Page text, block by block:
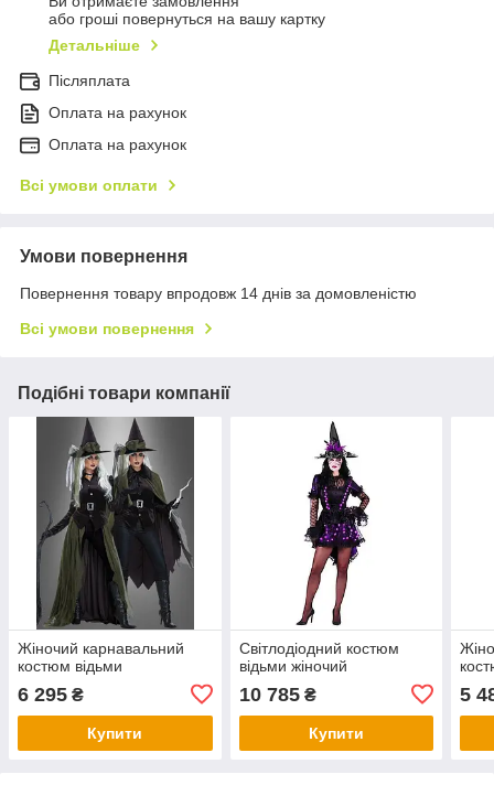
або гроші повернуться на вашу картку
Детальніше
Післяплата
Оплата на рахунок
Оплата на рахунок
Всі умови оплати
Умови повернення
Повернення товару впродовж 14 днів за домовленістю
Всі умови повернення
Подібні товари компанії
Жіночий карнавальний
костюм відьми
6 295 ₴
Купити
Світлодіодний костюм
відьми жіночий
10 785₴
Купити
5